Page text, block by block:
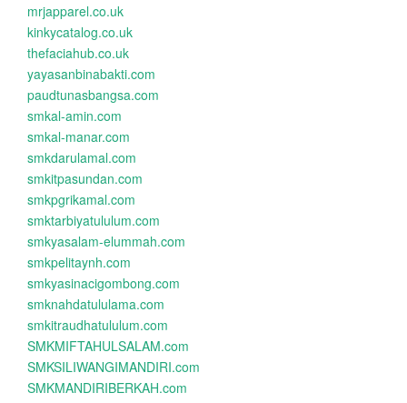
mrjapparel.co.uk
kinkycatalog.co.uk
thefaciahub.co.uk
yayasanbinabakti.com
paudtunasbangsa.com
smkal-amin.com
smkal-manar.com
smkdarulamal.com
smkitpasundan.com
smkpgrikamal.com
smktarbiyatululum.com
smkyasalam-elummah.com
smkpelitaynh.com
smkyasinacigombong.com
smknahdatululama.com
smkitraudhatululum.com
SMKMIFTAHULSALAM.com
SMKSILIWANGIMANDIRI.com
SMKMANDIRIBERKAH.com